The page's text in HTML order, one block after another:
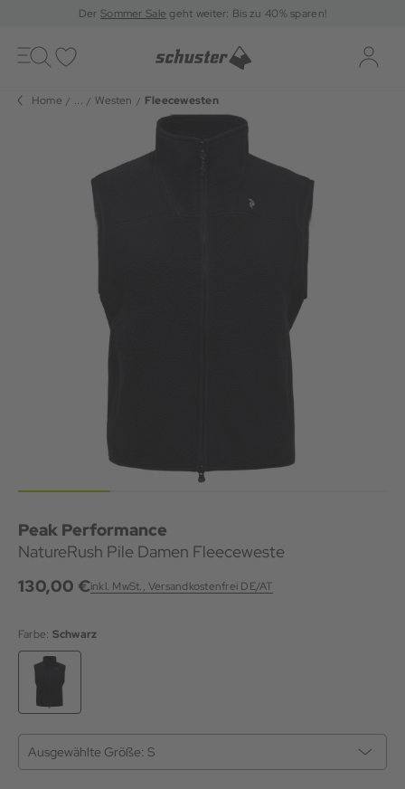
DerSommer Sale geht weiter: Bis zu 40% sparen!
Toggle
navigation
Home ... Westen Fleecewesten
Peak Performance
NatureRush Pile Damen Fleeceweste
130,00 €inkl. MwSt., Versandkostenfrei DE/AT
Farbe: Schwarz
Ausgewählte Größe: S